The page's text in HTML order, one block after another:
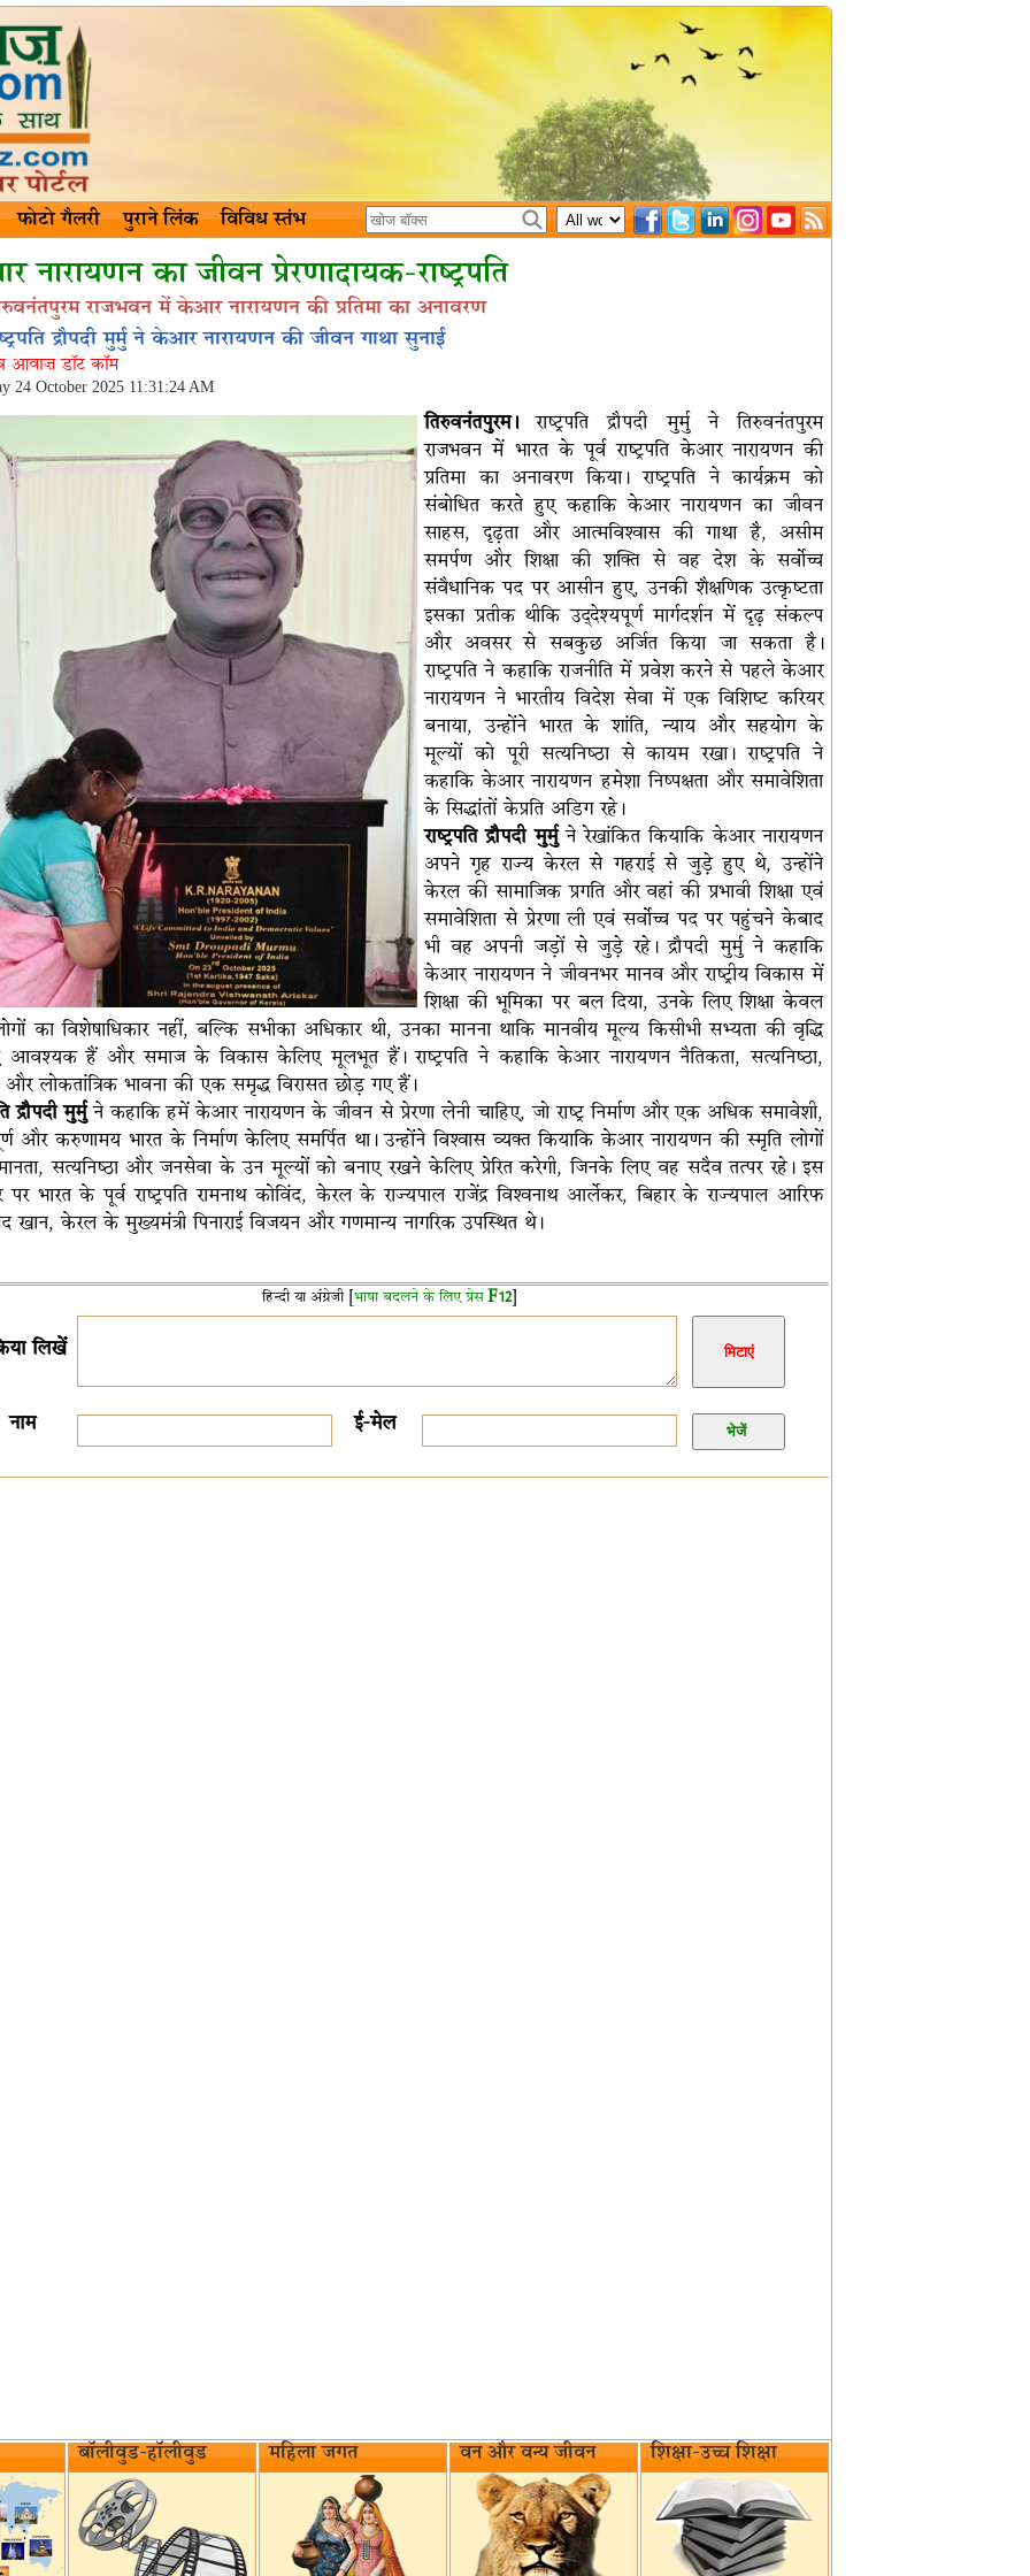
फोटो गैलरी पुराने लिंक विविध स्तंभ
नारायणन का जीवन प्रेरणादायक-राष्ट्रपति
राजभवन में केआर नारायणन की प्रतिमा का अनावरण
द्रौपदी मुर्मु ने केआर नारायणन की जीवन गाथा सुनाई
आवाज़ डॉट कॉम
24 October 2025 11:31:24 AM
तिरुवनंतपुरम।राष्ट्रपति द्रौपदी मुर्मु ने तिरुवनंतपुरम
राजभवन में भारत के पूर्व राष्ट्रपति केआर नारायणन की
प्रतिमा का अनावरण किया। राष्ट्रपति ने कार्यक्रम को
संबोधित करते हुए कहाकि केआर नारायणन का जीवन
साहस, दृढ़ता और आत्मविश्वास की गाथा है, असीम
समर्पण और शिक्षा की शक्ति से वह देश के सर्वोच्च
संवैधानिक पद पर आसीन हुए, उनकी शैक्षणिक उत्कृष्टता
इसका प्रतीक थीकि उद्देश्यपूर्ण मार्गदर्शन में दृढ़ संकल्प
और अवसर से सबकुछ अर्जित किया जा सकता है।
राष्ट्रपति ने कहाकि राजनीति में प्रवेश करने से पहले केआर
नारायणन ने भारतीय विदेश सेवा में एक विशिष्ट करियर
बनाया, उन्होंने भारत के शांति, न्याय और सहयोग के
मूल्यों को पूरी सत्‍यनिष्‍ठा से कायम रखा। राष्ट्रपति ने
कहाकि केआर नारायणन हमेशा निष्पक्षता और समावेशिता
के सिद्धांतों केप्रति अडिग रहे।
राष्ट्रपति द्रौपदी मुर्मुने रेखांकित कियाकि केआर नारायणन
अपने गृह राज्य केरल से गहराई से जुड़े हुए थे, उन्होंने
केरल की सामाजिक प्रगति और वहां की प्रभावी शिक्षा एवं
समावेशिता से प्रेरणा ली एवं सर्वोच्च पद पर पहुंचने केबाद
भी वह अपनी जड़ों से जुड़े रहे। द्रौपदी मुर्मु ने कहाकि
केआर नारायणन ने जीवनभर मानव और राष्ट्रीय विकास में
शिक्षा की भूमिका पर बल दिया, उनके लिए शिक्षा केवल
का विशेषाधिकार नहीं, बल्कि सभीका अधिकार थी, उनका मानना थाकि मानवीय मूल्य किसीभी सभ्यता की वृद्धि
आवश्यक हैं और समाज के विकास केलिए मूलभूत हैं। राष्ट्रपति ने कहाकि केआर नारायणन नैतिकता, सत्यनिष्ठा,
लोकतांत्रिक भावना की एक समृद्ध विरासत छोड़ गए हैं।
द्रौपदी मुर्मुने कहाकि हमें केआर नारायणन के जीवन से प्रेरणा लेनी चाहिए, जो राष्ट्र निर्माण और एक अधिक समावेशी,
और करुणामय भारत के निर्माण केलिए समर्पित था। उन्होंने विश्वास व्यक्त कियाकि केआर नारायणन की स्मृति लोगों
सत्यनिष्ठा और जनसेवा के उन मूल्यों को बनाए रखने केलिए प्रेरित करेगी, जिनके लिए वह सदैव तत्पर रहे। इस
भारत के पूर्व राष्ट्रपति रामनाथ कोविंद, केरल के राज्यपाल राजेंद्र विश्वनाथ आर्लेकर, बिहार के राज्यपाल आरिफ
खान, केरल के मुख्यमंत्री पिनाराई विजयन और गणमान्य नागरिक उपस्थित थे।
हिन्दी या अंग्रेजी [ भाषा बदलने के लिए प्रेस F12]
लिखें
नाम ई-मेल
बॉलीवुड-हॉलीवुड महिला जगत वन और वन्य जीवन‌ शिक्षा-उच्च शिक्षा